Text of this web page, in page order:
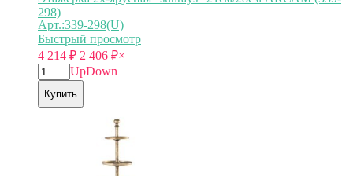
298)
Арт.:339-298(U)
Быстрый просмотр
4 214 ₽ 2 406 ₽×
UpDown
Купить